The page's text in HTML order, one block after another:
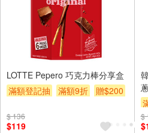
LOTTE Pepero 巧克力棒分享盒
滿額登記抽
滿額9折 贈$200
$ 136
$119
$